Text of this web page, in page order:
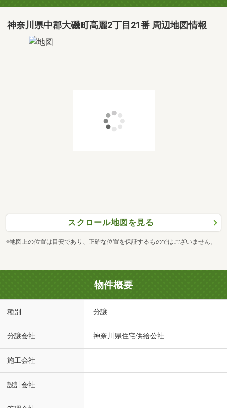
神奈川県中郡大磯町高麗2丁目21番 周辺地図情報
スクロール地図を見る
※地図上の位置は目安であり、正確な位置を保証するものではございません。
物件概要
種別 分譲
分譲会社 神奈川県住宅供給公社
施工会社
設計会社